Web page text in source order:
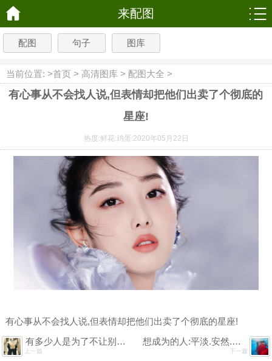
来配图
配图 句子 图库
当前位置: >首页 > 高清图库 > 配图大全 >
有心事从不会找人说,但表情却把他们出卖了个彻底的
星座!
热度:鲜花:鸡蛋:2020年05月22日
有心事从不会找人说,但表情却把他们出卖了个彻底的星座!
有多少人是为了不让别人看出心事,装出疯疯癫癫,嘻嘻哈哈. ?
上一篇
想成为的人:平淡.安然.面上少有波澜.眼里深藏过往和心事.
下一篇